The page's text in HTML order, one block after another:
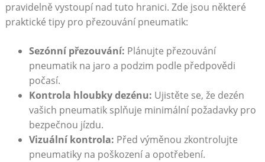
pravidelně vystoupí nad⁣ tuto‌ hranici.‌ Zde jsou některé
praktické tipy pro přezouvání pneumatik:
Sezónní⁣ přezouvání: Plánujte přezouvání
pneumatik na ​jaro ⁣a podzim podle předpovědi
počasí.
Kontrola hloubky dezénu: ⁣Ujistěte se, že dezén
vašich pneumatik splňuje minimální požadavky⁣ pro
⁣bezpečnou jízdu.
Vizuální kontrola: Před⁤ výměnou⁢ zkontrolujte
pneumatiky ⁣na poškození a opotřebení.